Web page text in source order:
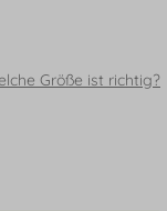
Größe ist richtig?